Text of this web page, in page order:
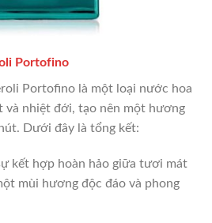
Portofino
Portofino là một loại nước hoa
và nhiệt đới, tạo nên một hương
Dưới đây là tổng kết:
kết hợp hoàn hảo giữa tươi mát
mùi hương độc đáo và phong